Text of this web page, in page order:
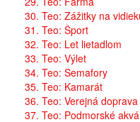
30. Teo: Zážitky na
31. Teo: Šport
32. Teo: Let lietadlom
33. Teo: Výlet
34. Teo: Semafory
35. Teo: Kamarát
36. Teo: Verejná doprava
37. Teo: Podmorské